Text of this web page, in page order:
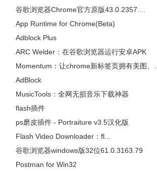
谷歌浏览器Chrome官方原版43.0.2357....
App Runtime for Chrome(Beta)
Adblock Plus
ARC Welder：在谷歌浏览器运行安卓APK
Momentum：让chrome新标签页拥有美图、...
AdBlock
​MusicTools：全网无损音乐下载神器
flash插件
ps磨皮插件 - Portraiture v3.5汉化版
Flash Video Downloader：fl...
谷歌浏览器windows版32位61.0.3163.79
Postman for Win32